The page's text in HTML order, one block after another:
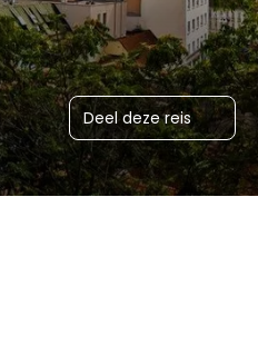
Deel deze reis